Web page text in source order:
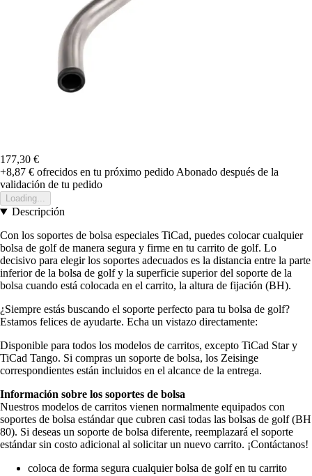
177,30 €
+8,87 € ofrecidos en tu próximo pedido Abonado después de la
validación de tu pedido
Loading...
Descripción
Con los soportes de bolsa especiales TiCad, puedes colocar cualquier
bolsa de golf de manera segura y firme en tu carrito de golf. Lo
decisivo para elegir los soportes adecuados es la distancia entre la parte
inferior de la bolsa de golf y la superficie superior del soporte de la
bolsa cuando está colocada en el carrito, la altura de fijación (BH).
¿Siempre estás buscando el soporte perfecto para tu bolsa de golf?
Estamos felices de ayudarte. Echa un vistazo directamente:
Disponible para todos los modelos de carritos, excepto TiCad Star y
TiCad Tango. Si compras un soporte de bolsa, los Zeisinge
correspondientes están incluidos en el alcance de la entrega.
Información sobre los soportes de bolsa
Nuestros modelos de carritos vienen normalmente equipados con
soportes de bolsa estándar que cubren casi todas las bolsas de golf (BH
80). Si deseas un soporte de bolsa diferente, reemplazará el soporte
estándar sin costo adicional al solicitar un nuevo carrito. ¡Contáctanos!
coloca de forma segura cualquier bolsa de golf en tu carrito